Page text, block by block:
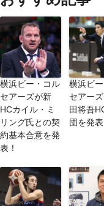
横浜ビー・コル
セアーズが新
HCカイル・ミ
リング氏との契
約基本合意を発
表！
横浜ビ
セアー
田将吾
団を発表